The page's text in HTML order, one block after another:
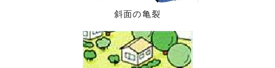
斜面の亀裂